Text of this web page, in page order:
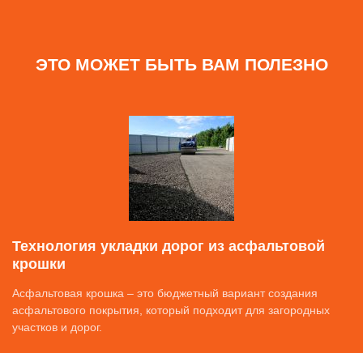
ЭТО МОЖЕТ БЫТЬ ВАМ ПОЛЕЗНО
Технология укладки дорог из асфальтовой
крошки
Асфальтовая крошка – это бюджетный вариант создания
асфальтового покрытия, который подходит для загородных
участков и дорог.